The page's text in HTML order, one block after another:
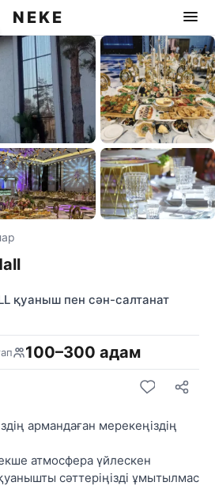
NEKE
қуаныш пен сән-салтанат
100–300 адам
армандаған мерекеңіздің
атмосфера үйлескен
сәттеріңізді ұмытылмас